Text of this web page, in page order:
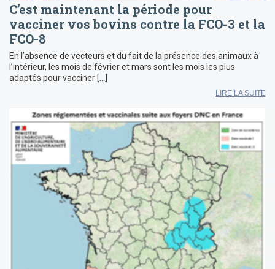
C’est maintenant la période pour
vacciner vos bovins contre la FCO-3 et la
FCO-8
En l’absence de vecteurs et du fait de la présence des animaux à
l’intérieur, les mois de février et mars sont les mois les plus
adaptés pour vacciner […]
LIRE LA SUITE